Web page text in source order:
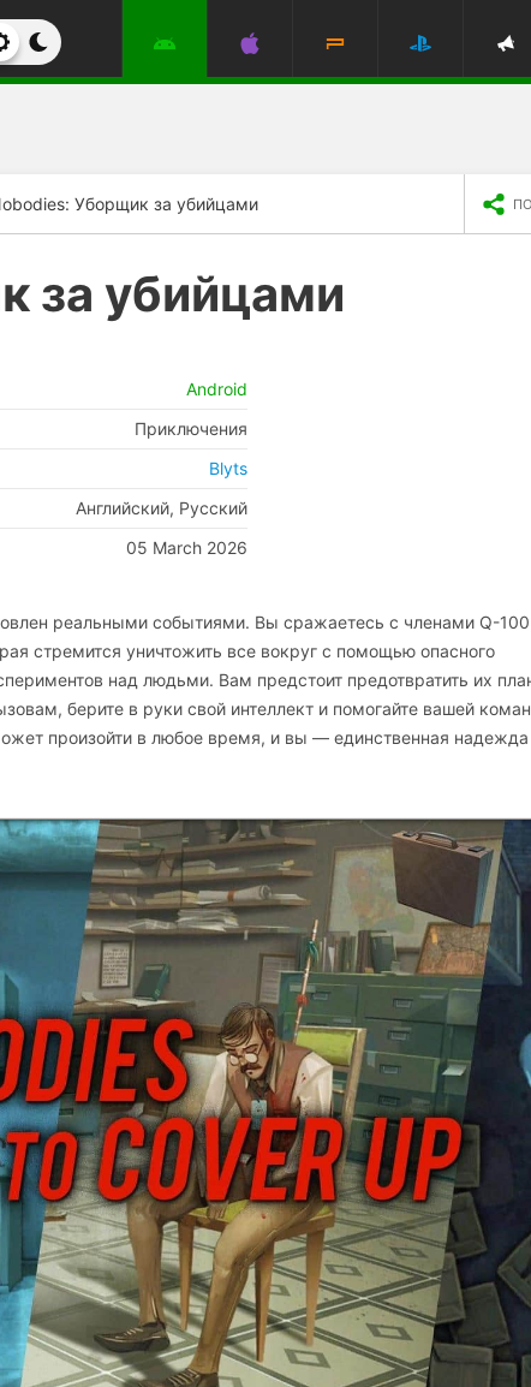
Уборщик за убийцами
за убийцами
Android
Приключения
Blyts
Английский, Русский
05 March 2026
реальными событиями. Вы сражаетесь с членами Q-
стремится уничтожить все вокруг с помощью опасного
над людьми. Вам предстоит предотвратить их
берите в руки свой интеллект и помогайте вашей
произойти в любое время, и вы — единственная надежда